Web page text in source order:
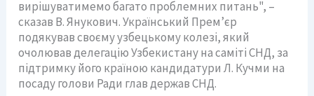
вирішуватимемо багато проблемних питань", –
сказав В. Янукович. Український Прем’єр
подякував своєму узбецькому колезі, який
очолював делегацію Узбекистану на саміті СНД, за
підтримку його країною кандидатури Л. Кучми на
посаду голови Ради глав держав СНД.